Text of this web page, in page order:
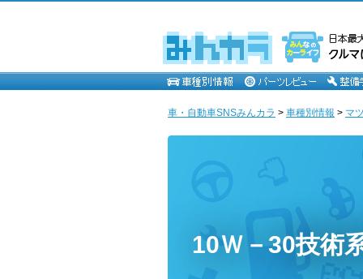
車・自動車SNSみんカラ > 車種別情報 > マ
10Ｗ－30技術